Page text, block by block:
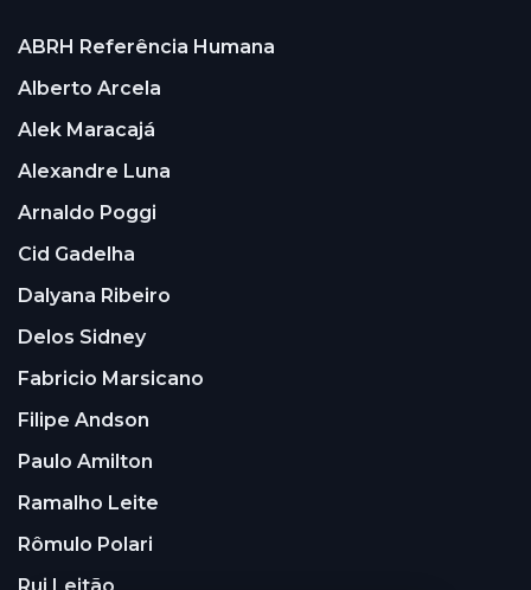
ABRH Referência Humana
Alberto Arcela
Alek Maracajá
Alexandre Luna
Arnaldo Poggi
Cid Gadelha
Dalyana Ribeiro
Delos Sidney
Fabricio Marsicano
Filipe Andson
Paulo Amilton
Ramalho Leite
Rômulo Polari